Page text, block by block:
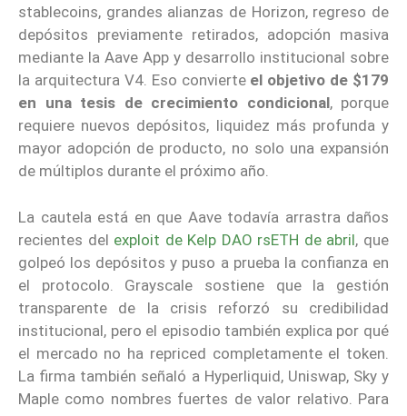
stablecoins, grandes alianzas de Horizon, regreso de
depósitos previamente retirados, adopción masiva
mediante la Aave App y desarrollo institucional sobre
la arquitectura V4. Eso convierte el objetivo de $179
en una tesis de crecimiento condicional, porque
requiere nuevos depósitos, liquidez más profunda y
mayor adopción de producto, no solo una expansión
de múltiplos durante el próximo año.
La cautela está en que Aave todavía arrastra daños
recientes del exploit de Kelp DAO rsETH de abril, que
golpeó los depósitos y puso a prueba la confianza en
el protocolo. Grayscale sostiene que la gestión
transparente de la crisis reforzó su credibilidad
institucional, pero el episodio también explica por qué
el mercado no ha repriced completamente el token.
La firma también señaló a Hyperliquid, Uniswap, Sky y
Maple como nombres fuertes de valor relativo. Para